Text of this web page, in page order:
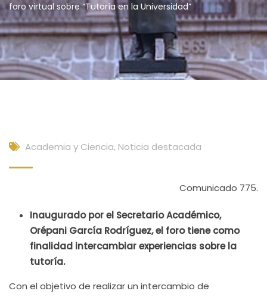
foro virtual sobre “Tutoría en la Universidad”
Academia y Ciencia, Noticia destacada
Comunicado 775.
Inaugurado por el Secretario Académico,
Orépani García Rodríguez, el foro tiene como
finalidad intercambiar experiencias sobre la
tutoría.
Con el objetivo de realizar un intercambio de